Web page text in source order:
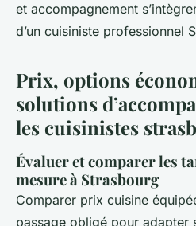
et accompagnement
d’un cuisiniste professionnel
Prix, options
solutions
les cuisinistes
Évaluer et comparer les
mesure à Strasbourg
Comparer prix cuisine
passage obligé pour adapter